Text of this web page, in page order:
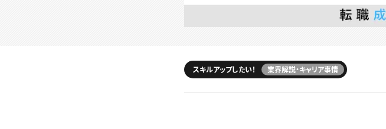
スキルアップしたい！ 業界解説・キャリア事情